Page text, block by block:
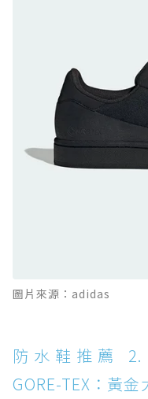
防水鞋推薦
GORE-TEX：
全天候越野跑鞋
防水鞋推薦 11.
感軟彈、搭載
Boot：馬汀首款
防水鞋推薦
WATERPROOF
異大底與全防水
圖片來源：adidas
防水鞋推薦 2.
GORE-TEX：黃